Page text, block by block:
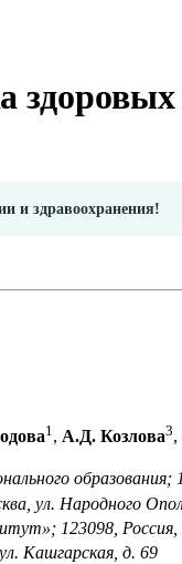
и здравоохранения!
1 , А.Д. Козлова3,
ул. Народного
123098, Россия,
Кашгарская, д. 69